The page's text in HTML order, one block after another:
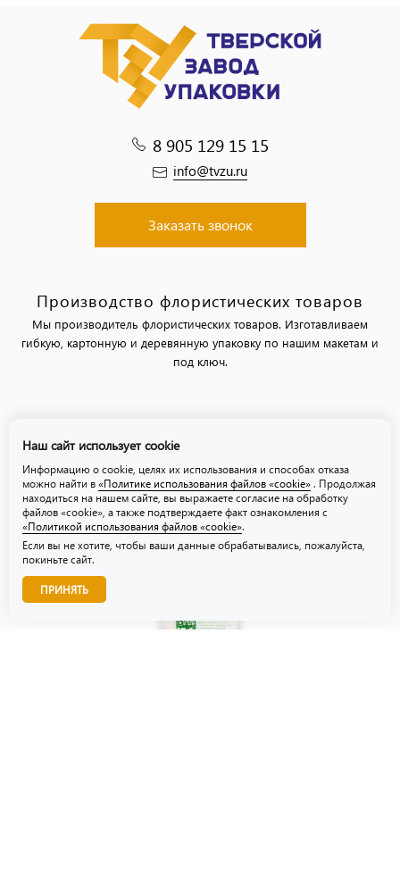
8 905 129 15 15
info@tvzu.ru
Заказать звонок
Производство флористических товаров
Мы производитель флористических товаров. Изготавливаем
гибкую, картонную и деревянную упаковку по нашим макетам и
под ключ.
Политика использования файлов «cookie»
Звоните нам!
Наш сайт использует cookie
Информацию о cookie, целях их использования и способах отказа
можно найти в «Политике использования файлов «cookie» . Продолжая
находиться на нашем сайте, вы выражаете согласие на обработку
файлов «cookie», а также подтверждаете факт ознакомления с
«Политикой использования файлов «cookie».
Если вы не хотите, чтобы ваши данные обрабатывались, пожалуйста,
покиньте сайт.
ПРИНЯТЬ